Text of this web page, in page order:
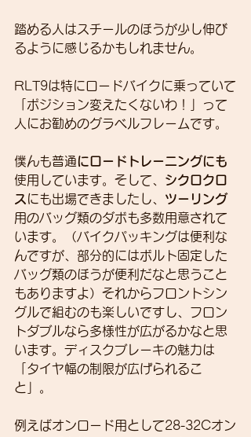
踏める人はスチールのほうが少し伸び
るように感じるかもしれません。
RLT9は特にロードバイクに乗っていて
「ポジション変えたくないわ！」って
人にお勧めのグラベルフレームです。
僕んも普通にロードトレーニングにも
使用しています。そして、 シクロクロ
ス にも出場できましたし、 ツーリング
用のバッグ類のダボも多数用意されて
います。（バイクパッキングは便利な
んですが、部分的にはボルト固定した
バッグ類のほうが便利だなと思うこと
もありますよ）それからフロントシン
グルで組むのも楽しいですし、フロン
トダブルなら多様性が広がるかなと思
います。ディスクブレーキの魅力は
「タイヤ幅の制限が広げられるこ
と」。
例えばオンロード用として28-32Cオン